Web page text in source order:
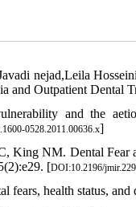
nejad,Leila
and Outpatient Dental
and the
0528.2011.00636.x]
King NM. Dental Fear
[DOI:10.2196/
fears, health status,